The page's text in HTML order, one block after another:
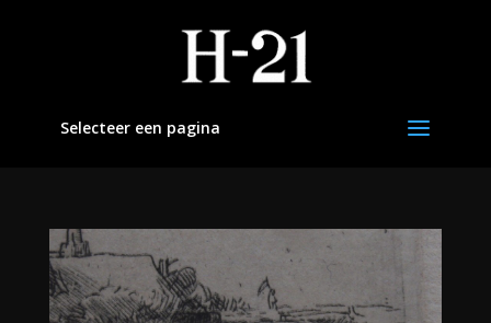
Selecteer een pagina